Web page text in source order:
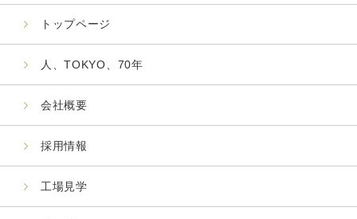
トップページ
人、TOKYO、70年
会社概要
採用情報
工場見学